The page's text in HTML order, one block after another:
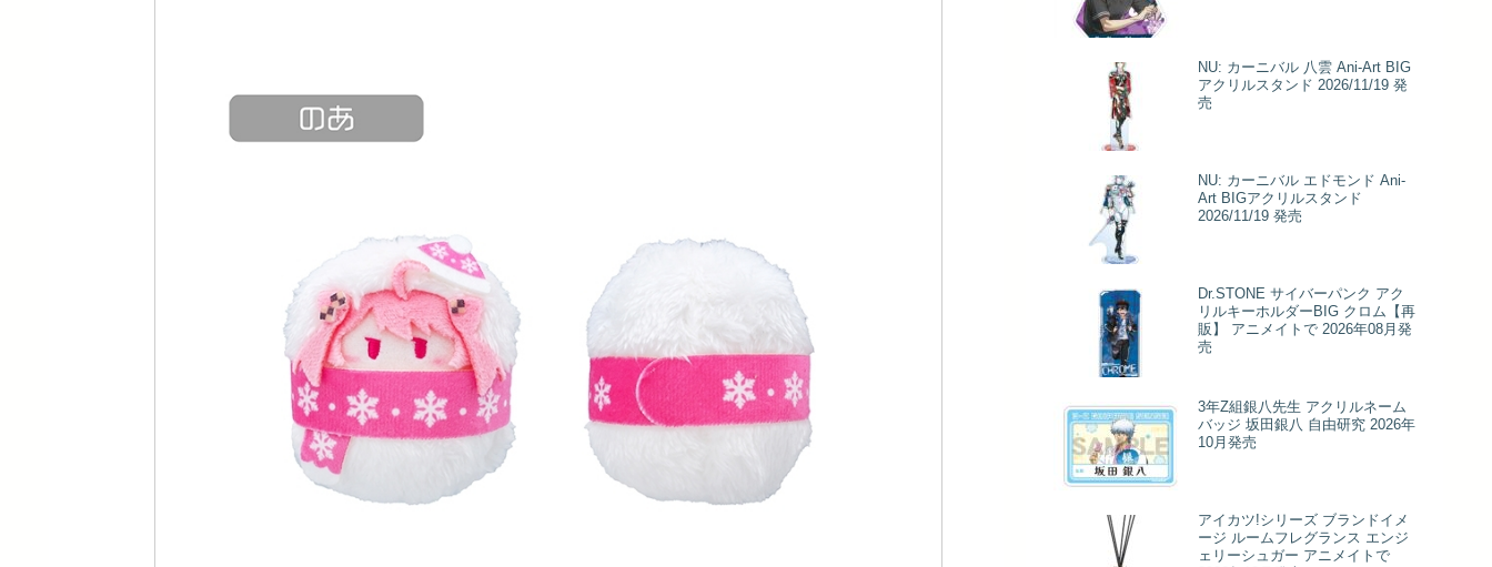
NU: カーニバル 八雲 Ani-Art BIG
アクリルスタンド 2026/11/19 発
売
NU: カーニバル エドモンド Ani-
Art BIGアクリルスタンド
2026/11/19 発売
Dr.STONE サイバーパンク アク
リルキーホルダーBIG クロム【再
販】 アニメイトで 2026年08月発
売
3年Z組銀八先生 アクリルネーム
バッジ 坂田銀八 自由研究 2026年
10月発売
アイカツ!シリーズ ブランドイメ
ージ ルームフレグランス エンジ
ェリーシュガー アニメイトで